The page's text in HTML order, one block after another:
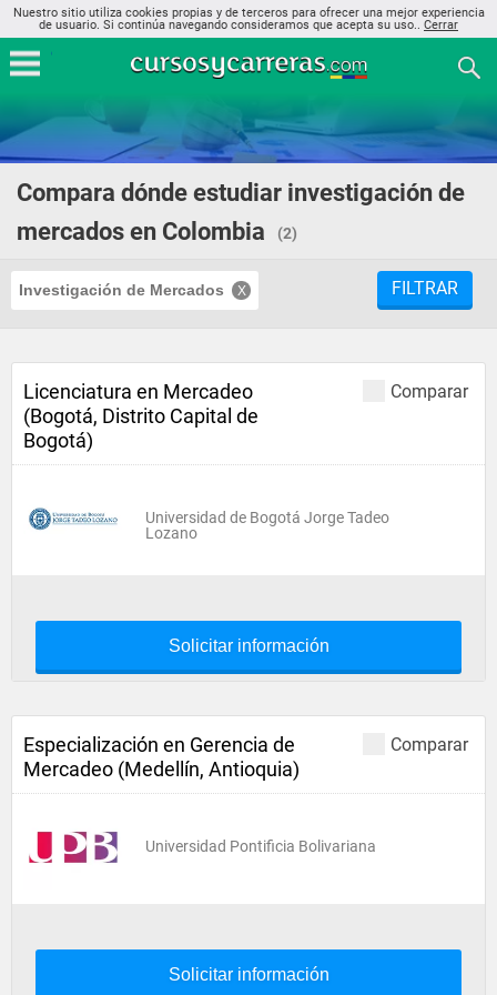
Nuestro sitio utiliza cookies propias y de terceros para ofrecer una mejor experiencia
de usuario. Si continúa navegando consideramos que acepta su uso.. Cerrar
Compara dónde estudiar investigación de
mercados en Colombia
(2)
Investigación de Mercados FILTRAR
Comparar
Licenciatura en Mercadeo
(Bogotá, Distrito Capital de
Bogotá)
Universidad de Bogotá Jorge Tadeo
Lozano
Solicitar información
Comparar
Especialización en Gerencia de
Mercadeo (Medellín, Antioquia)
Universidad Pontificia Bolivariana
Solicitar información